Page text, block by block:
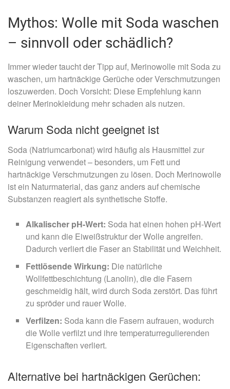
Mythos: Wolle mit Soda waschen
– sinnvoll oder schädlich?
Immer wieder taucht der Tipp auf, Merinowolle mit Soda zu
waschen, um hartnäckige Gerüche oder Verschmutzungen
loszuwerden. Doch Vorsicht: Diese Empfehlung kann
deiner Merinokleidung mehr schaden als nutzen.
Warum Soda nicht geeignet ist
Soda (Natriumcarbonat) wird häufig als Hausmittel zur
Reinigung verwendet – besonders, um Fett und
hartnäckige Verschmutzungen zu lösen. Doch Merinowolle
ist ein Naturmaterial, das ganz anders auf chemische
Substanzen reagiert als synthetische Stoffe.
Alkalischer pH-Wert: Soda hat einen hohen pH-Wert
und kann die Eiweißstruktur der Wolle angreifen.
Dadurch verliert die Faser an Stabilität und Weichheit.
Fettlösende Wirkung: Die natürliche
Wollfettbeschichtung (Lanolin), die die Fasern
geschmeidig hält, wird durch Soda zerstört. Das führt
zu spröder und rauer Wolle.
Verfilzen: Soda kann die Fasern aufrauen, wodurch
die Wolle verfilzt und ihre temperaturregulierenden
Eigenschaften verliert.
Alternative bei hartnäckigen Gerüchen: